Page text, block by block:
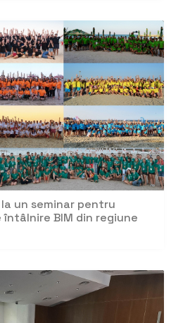
un seminar pentru
BIM din regiune